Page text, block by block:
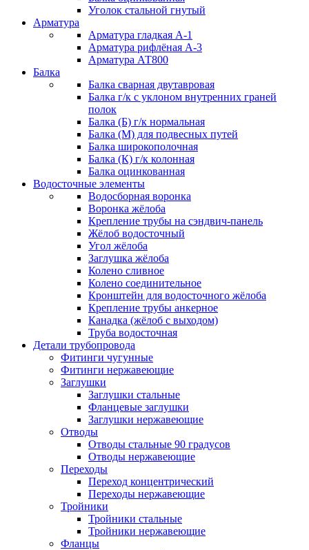
Уголок стальной гнутый
Арматура
Арматура гладкая А-1
Арматура рифлёная А-3
Арматура АТ800
Балка
Балка сварная двутавровая
Балка г/к с уклоном внутренних граней
полок
Балка (Б) г/к нормальная
Балка (М) для подвесных путей
Балка широкополочная
Балка (К) г/к колонная
Балка оцинкованная
Водосточные элементы
Водосборная воронка
Воронка жёлоба
Крепление трубы на сэндвич-панель
Жёлоб водосточный
Угол жёлоба
Заглушка жёлоба
Колено сливное
Колено соединительное
Кронштейн для водосточного жёлоба
Крепление трубы анкерное
Канадка (жёлоб с выходом)
Труба водосточная
Детали трубопровода
Фитинги чугунные
Фитинги нержавеющие
Заглушки
Заглушки стальные
Фланцевые заглушки
Заглушки нержавеющие
Отводы
Отводы стальные 90 градусов
Отводы нержавеющие
Переходы
Переход концентрический
Переходы нержавеющие
Тройники
Тройники стальные
Тройники нержавеющие
Фланцы